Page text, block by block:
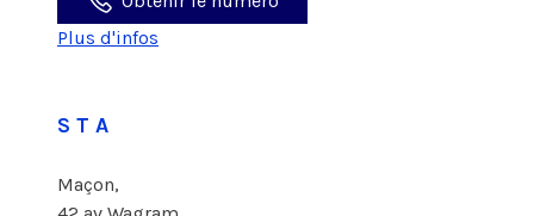
Plus d'infos
S T A
Maçon,